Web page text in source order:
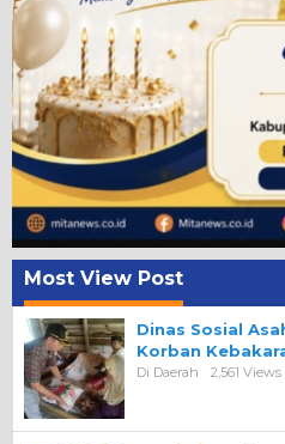
Most View Post
Dinas Sosial
Korban
Di Daerah 2,561 Views